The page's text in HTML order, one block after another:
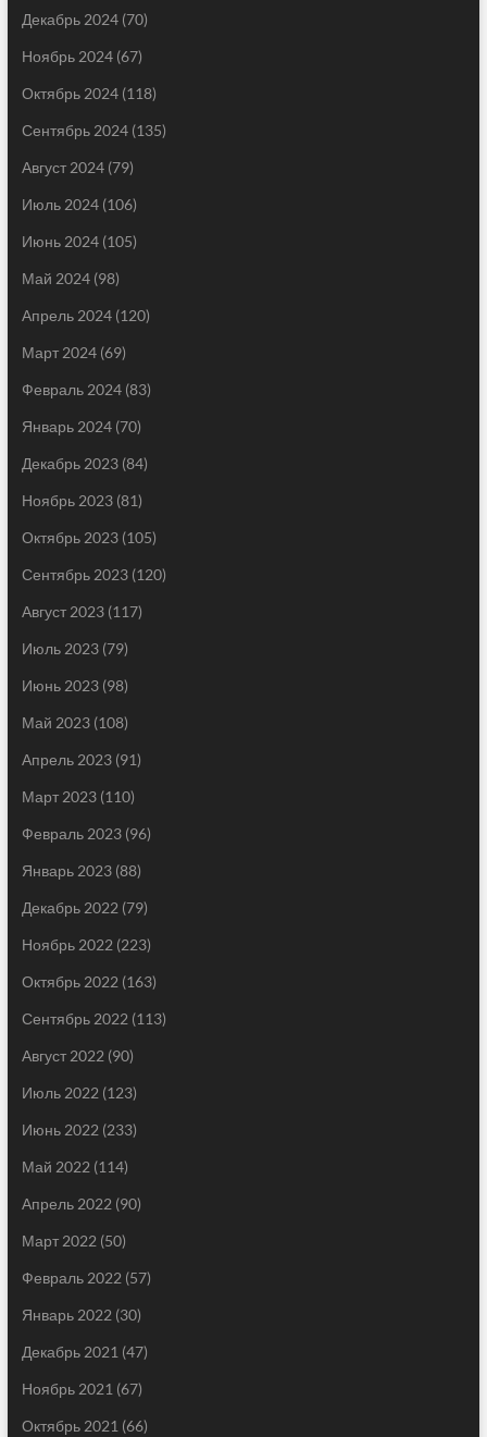
Декабрь 2024(70)
Ноябрь 2024(67)
Октябрь 2024(118)
Сентябрь 2024(135)
Август 2024(79)
Июль 2024(106)
Июнь 2024(105)
Май 2024(98)
Апрель 2024(120)
Март 2024(69)
Февраль 2024(83)
Январь 2024(70)
Декабрь 2023(84)
Ноябрь 2023(81)
Октябрь 2023(105)
Сентябрь 2023(120)
Август 2023(117)
Июль 2023(79)
Июнь 2023(98)
Май 2023(108)
Апрель 2023(91)
Март 2023(110)
Февраль 2023(96)
Январь 2023(88)
Декабрь 2022 (79)
Ноябрь 2022 (223)
Октябрь 2022 (163)
Сентябрь 2022 (113)
Август 2022 (90)
Июль 2022 (123)
Июнь 2022 (233)
Май 2022 (114)
Апрель 2022 (90)
Март 2022 (50)
Февраль 2022 (57)
Январь 2022 (30)
Декабрь 2021 (47)
Ноябрь 2021 (67)
Октябрь 2021 (66)